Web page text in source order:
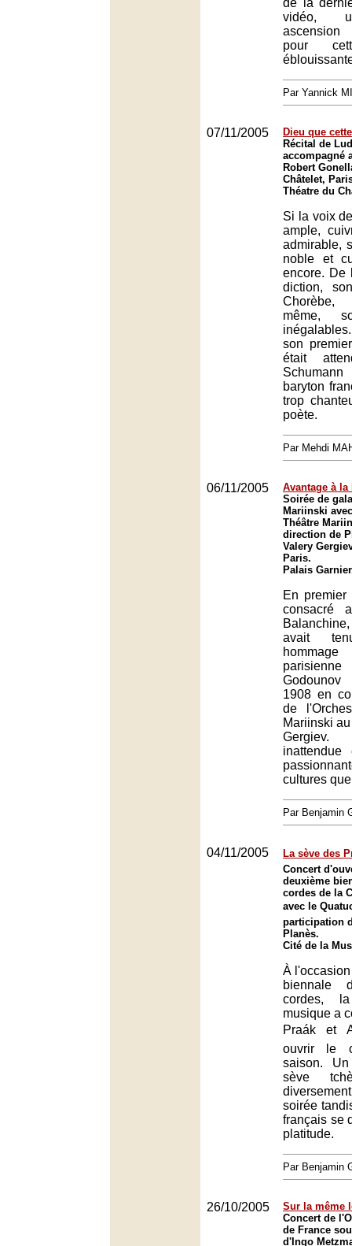
de la
vidéo,
pour
Par Yannick
07/11/2005
Dieu que
Récital de
accompagné
Robert
Châtelet,
Théatre du
Si la voix
ample,
admirable,
noble et
encore. De
diction,
Chorèbe,
même,
son
était
baryton
trop
poète.
Par Mehdi
06/11/2005
Avantage à la
Soirée de
Mariinski
Théâtre
direction de
Valery
Paris.
Palais
En
consacré
avait
1908 en
de
Mariinski
inattendue
cultures
Par Benjamin
04/11/2005
La sève des
Concert
deuxième
cordes de la
avec le
participation
Planès.
Cité de la
À
biennale
cordes,
musique a
Praák et
ouvrir le
saison.
sève
soirée
français se
platitude.
Par Benjamin
26/10/2005
Sur la même
Concert de
de France
d'Ingo